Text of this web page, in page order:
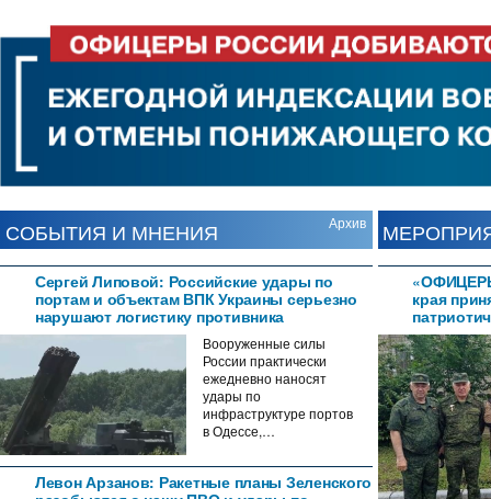
СОБЫТИЯ И МНЕНИЯ Архив
Сергей Липовой: Российские удары по
портам и объектам ВПК Украины серьезно
нарушают логистику противника
Вооруженные силы
России практически
ежедневно наносят
удары по
инфраструктуре портов
в Одессе,…
Левон Арзанов: Ракетные планы Зеленского
края